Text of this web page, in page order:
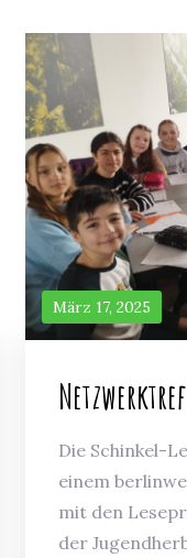
März 17, 2025
Die Schinkel-
einem
mit den
der